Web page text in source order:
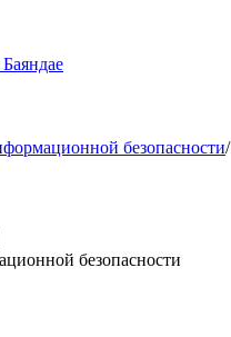
безопасности/
безопасности